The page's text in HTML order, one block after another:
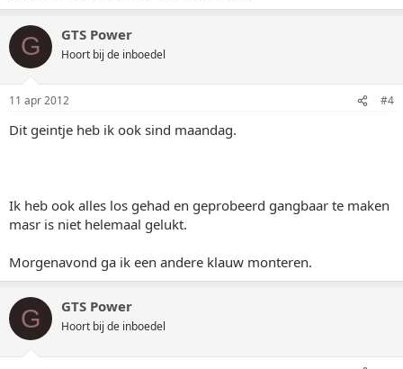
G GTS Power
Hoort bij de inboedel
11 apr 2012 #4
Dit geintje heb ik ook sind maandag.
Ik heb ook alles los gehad en geprobeerd gangbaar te maken
masr is niet helemaal gelukt.
Morgenavond ga ik een andere klauw monteren.
G GTS Power
Hoort bij de inboedel